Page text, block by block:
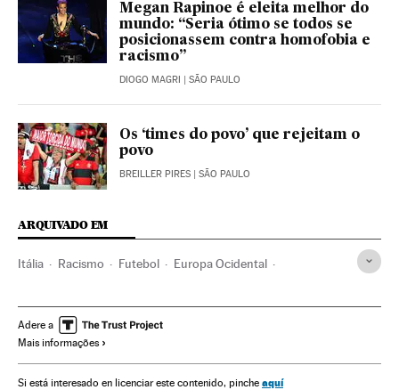
Megan Rapinoe é eleita melhor do
mundo: “Seria ótimo se todos se
posicionassem contra homofobia e
racismo”
DIOGO MAGRI | SÃO PAULO
Os ‘times do povo’ que rejeitam o
povo
BREILLER PIRES | SÃO PAULO
ARQUIVADO EM
Itália Racismo Futebol Europa Ocidental
Esportes Europa Problemas sociais
Racismo en el deporte
Adere a
Mais informações
Si está interesado en licenciar este contenido, pinche aquí